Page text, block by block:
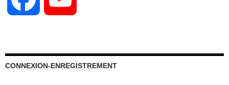
c u
CONNEXION-ENREGISTREMENT